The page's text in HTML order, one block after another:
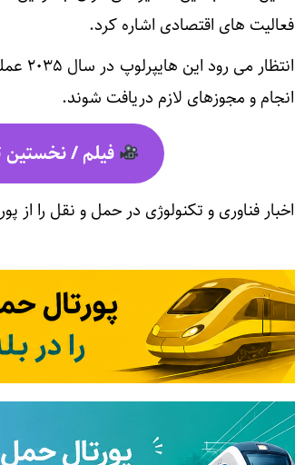
فعالیت های اقتصادی اشاره کرد.
انجام و مجوزهای لازم دریافت شوند.
فیلم / نخستین
اخبار فناوری و تکنولوژی در حمل و نقل را از